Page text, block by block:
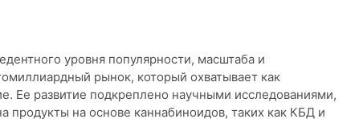
уровня популярности, масштаба и
рынок, который охватывает как
Ее развитие подкреплено научными исследованиями,
продукты на основе каннабиноидов, таких как КБД и